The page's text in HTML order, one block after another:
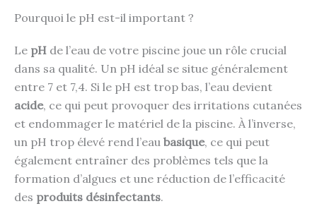
Pourquoi le pH est-il important ?
Le pH de l’eau de votre piscine joue un rôle crucial
dans sa qualité. Un pH idéal se situe généralement
entre 7 et 7,4. Si le pH est trop bas, l’eau devient
acide, ce qui peut provoquer des irritations cutanées
et endommager le matériel de la piscine. À l’inverse,
un pH trop élevé rend l’eau basique, ce qui peut
également entraîner des problèmes tels que la
formation d’algues et une réduction de l’efficacité
des produits désinfectants.